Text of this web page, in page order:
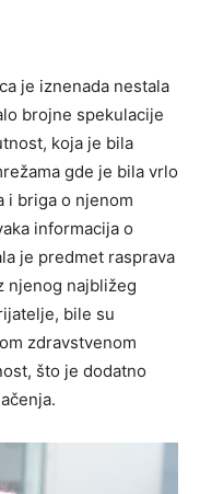
je iznenada nestala
brojne spekulacije
koja je bila
gde je bila vrlo
i briga o njenom
informacija o
je predmet rasprava
njenog najbližeg
bile su
zdravstvenom
što je dodatno